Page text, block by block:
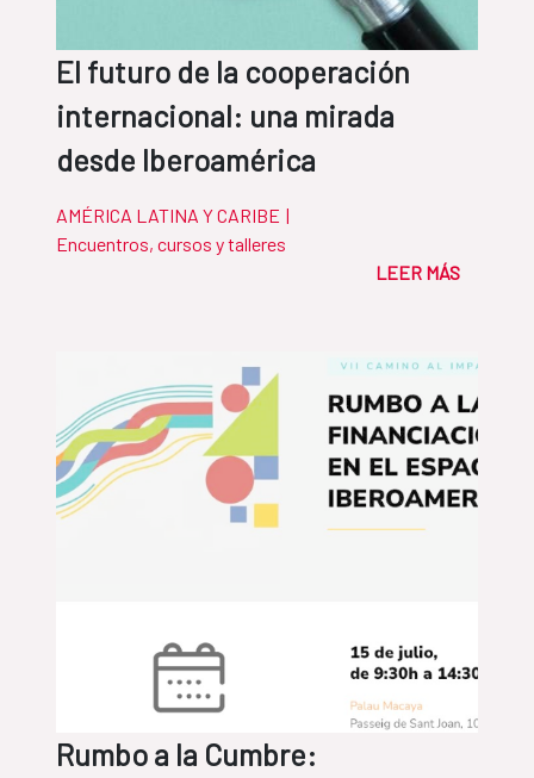
El futuro de la cooperación
internacional: una mirada
desde Iberoamérica
AMÉRICA LATINA Y CARIBE |
Encuentros, cursos y talleres
LEER MÁS
Rumbo a la Cumbre: